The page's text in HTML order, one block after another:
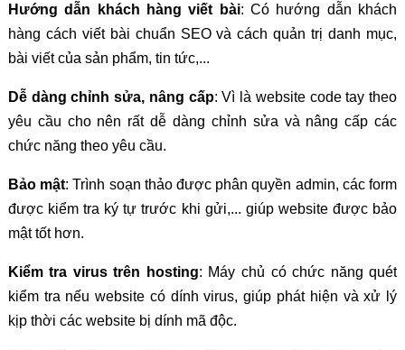
Hướng dẫn khách hàng viết bài: Có hướng dẫn khách
hàng cách viết bài chuẩn SEO và cách quản trị danh mục,
bài viết của sản phẩm, tin tức,...
Dễ dàng chỉnh sửa, nâng cấp: Vì là website code tay theo
yêu cầu cho nên rất dễ dàng chỉnh sửa và nâng cấp các
chức năng theo yêu cầu.
Bảo mật: Trình soạn thảo được phân quyền admin, các form
được kiểm tra ký tự trước khi gửi,... giúp website được bảo
mật tốt hơn.
Kiểm tra virus trên hosting: Máy chủ có chức năng quét
kiểm tra nếu website có dính virus, giúp phát hiện và xử lý
kịp thời các website bị dính mã độc.